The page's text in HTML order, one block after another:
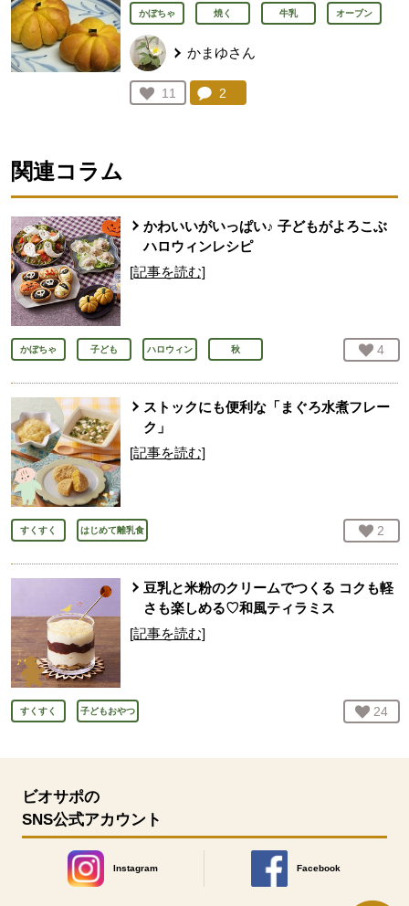
かぼちゃ 焼く 牛乳 オーブン
かまゆさん
お気に入り登録：
11
人が登録
コメント：
2
関連コラム
かわいいがいっぱい♪ 子どもがよろこぶ
ハロウィンレシピ
[記事を読む]
かぼちゃ 子ども ハロウィン 秋 お気
4
ストックにも便利な「まぐろ水煮フレー
ク」
[記事を読む]
すくすく はじめて離乳食 お気
2
豆乳と米粉のクリームでつくる コクも軽
さも楽しめる♡和風ティラミス
[記事を読む]
すくすく 子どもおやつ お気
24
ビオサポの
SNS公式アカウント
Instagram
別のウィンドウで開きます。
Facebook
別のウィンドウで開きます